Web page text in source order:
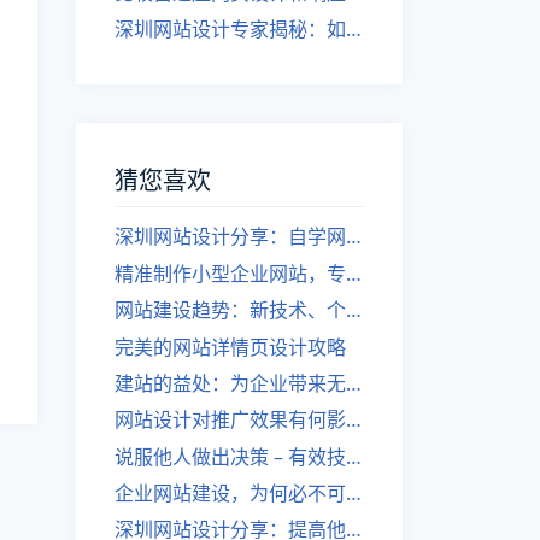
深圳网站设计专家揭秘：如何实现自适应网页设计
猜您喜欢
深圳网站设计分享：自学网站编程知名品牌
精准制作小型企业网站，专业高效，满足你的需求！
网站建设趋势：新技术、个性化设计、移动优先。
完美的网站详情页设计攻略
建站的益处：为企业带来无限商机！
网站设计对推广效果有何影响？
说服他人做出决策 – 有效技巧！
企业网站建设，为何必不可少？盘点好处！
深圳网站设计分享：提高他人对你设计的肯定度